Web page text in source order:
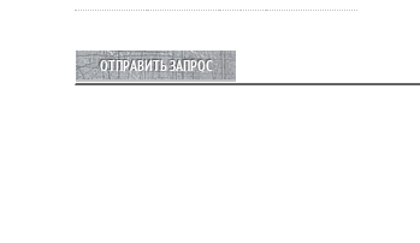
ОТПРАВИТЬ ЗАПРОС